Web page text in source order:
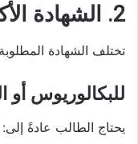
2. الشهادة الأكاديمية السابقة
تختلف الشهادة
للبكالوريوس أو
يحتاج الطالب عادةً إلى: